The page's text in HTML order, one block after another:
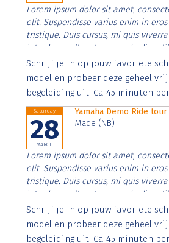
Lorem ipsum dolor sit amet,
elit. Suspendisse varius enim in
tristique. Duis cursus, mi quis
interdum nulla, ut commodo diam
Aenean faucibus nibh et justo
imperdiet. Nunc ut sem vitae risus
Schrijf je in op jouw favoriete
model en probeer deze geheel
begeleiding uit. Ca 45 minuten
Saturday
28
MARCH
Yamaha Demo Ride tour
Made (NB)
Lorem ipsum dolor sit amet,
elit. Suspendisse varius enim in
tristique. Duis cursus, mi quis
interdum nulla, ut commodo diam
Aenean faucibus nibh et justo
imperdiet. Nunc ut sem vitae risus
Schrijf je in op jouw favoriete
model en probeer deze geheel
begeleiding uit. Ca 45 minuten